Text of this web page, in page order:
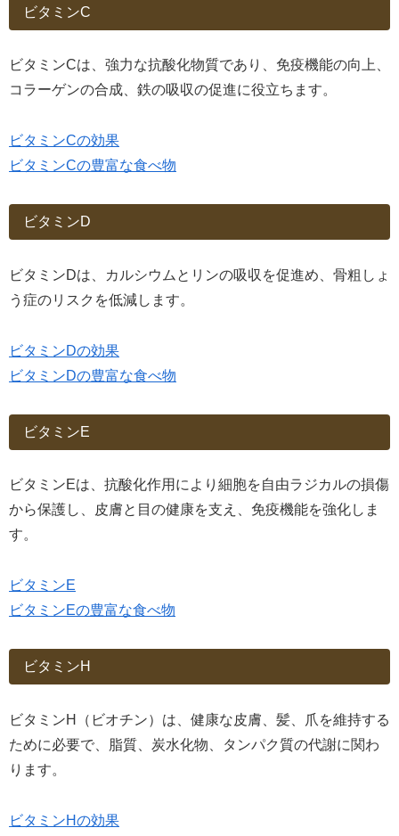
ビタミンC
ビタミンCは、強力な抗酸化物質であり、免疫機能の向上、
コラーゲンの合成、鉄の吸収の促進に役立ちます。
ビタミンCの効果
ビタミンCの豊富な食べ物
ビタミンD
ビタミンDは、カルシウムとリンの吸収を促進め、骨粗しょ
う症のリスクを低減します。
ビタミンDの効果
ビタミンDの豊富な食べ物
ビタミンE
ビタミンEは、抗酸化作用により細胞を自由ラジカルの損傷
から保護し、皮膚と目の健康を支え、免疫機能を強化しま
す。
ビタミンE
ビタミンEの豊富な食べ物
ビタミンH
ビタミンH（ビオチン）は、健康な皮膚、髪、爪を維持する
ために必要で、脂質、炭水化物、タンパク質の代謝に関わ
ります。
ビタミンHの効果